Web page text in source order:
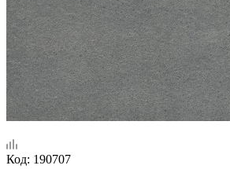
Код: 190707